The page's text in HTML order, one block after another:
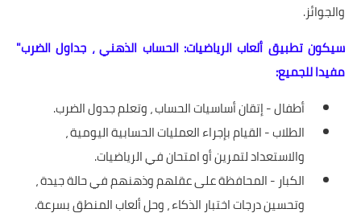
والجوائز.
سيكون تطبيق ألعاب الرياضيات: الحساب الذهني ، جداول الضرب"
مفيدا للجميع:
أطفال - إتقان أساسيات الحساب ، وتعلم جدول الضرب.
الطلاب - القيام بإجراء العمليات الحسابية اليومية ،
والاستعداد لتمرين أو امتحان في الرياضيات.
الكبار - المحافظة على عقلهم وذهنهم في حالة جيدة ،
وتحسين درجات اختبار الذكاء ، وحل ألعاب المنطق بسرعة.